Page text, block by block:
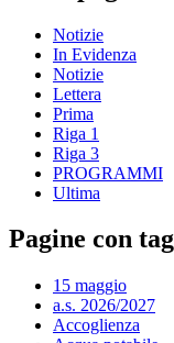
Notizie
In Evidenza
Notizie
Lettera
Prima
Riga 1
Riga 3
PROGRAMMI
Ultima
Pagine con
15 maggio
a.s. 2026/2027
Accoglienza